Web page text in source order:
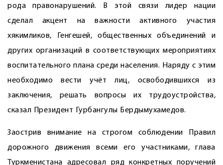
рода правонарушений. В этой связи лидер нации
сделал акцент на важности активного участия
хякимликов, Генгешей, общественных объединений и
других организаций в соответствующих мероприятиях
воспитательного плана среди населения. Наряду с этим
необходимо вести учёт лиц, освободившихся из
заключения, решать вопросы их трудо­устройства,
сказал Президент Гурбангулы Бердымухамедов.
Заострив внимание на строгом соблюдении Правил
дорожного движения всеми его участниками, глава
Туркменистана адресовал ряд конкретных поручений